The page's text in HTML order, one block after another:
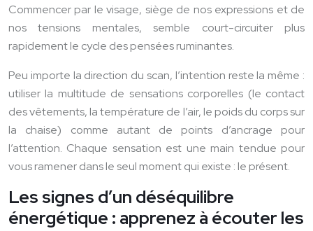
Commencer par le visage, siège de nos expressions et de
nos tensions mentales, semble court-circuiter plus
rapidement le cycle des pensées ruminantes.
Peu importe la direction du scan, l’intention reste la même :
utiliser la multitude de sensations corporelles (le contact
des vêtements, la température de l’air, le poids du corps sur
la chaise) comme autant de points d’ancrage pour
l’attention. Chaque sensation est une main tendue pour
vous ramener dans le seul moment qui existe : le présent.
Les signes d’un déséquilibre
énergétique : apprenez à écouter les